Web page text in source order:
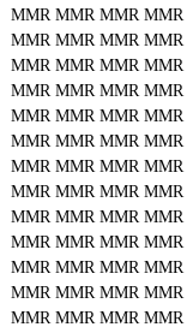
MMR MMR MMR MMR
MMR MMR MMR MMR
MMR MMR MMR MMR
MMR MMR MMR MMR
MMR MMR MMR MMR
MMR MMR MMR MMR
MMR MMR MMR MMR
MMR MMR MMR MMR
MMR MMR MMR MMR
MMR MMR MMR MMR
MMR MMR MMR MMR
MMR MMR MMR MMR
MMR MMR MMR MMR